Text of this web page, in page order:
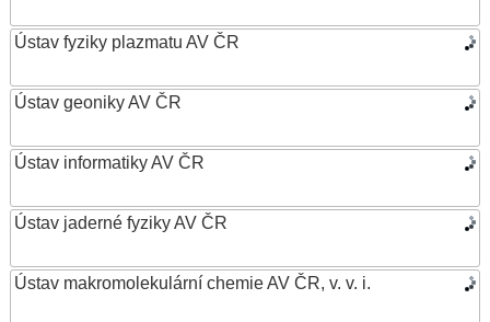
Ústav fyziky plazmatu AV ČR
Ústav geoniky AV ČR
Ústav informatiky AV ČR
Ústav jaderné fyziky AV ČR
Ústav makromolekulární chemie AV ČR, v. v. i.